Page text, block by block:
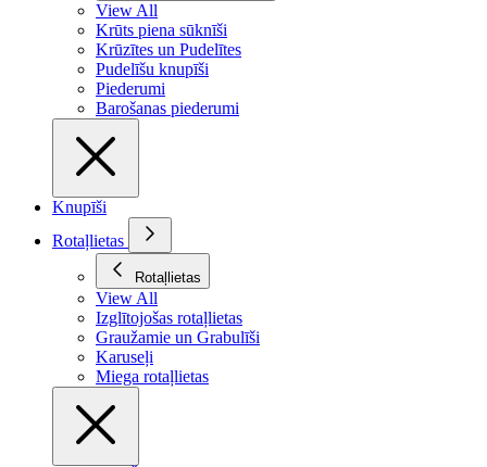
View All
Krūts piena sūknīši
Krūzītes un Pudelītes
Pudelīšu knupīši
Piederumi
Barošanas piederumi
Knupīši
Rotaļlietas
Rotaļlietas
View All
Izglītojošas rotaļlietas
Graužamie un Grabulīši
Karuseļi
Miega rotaļlietas